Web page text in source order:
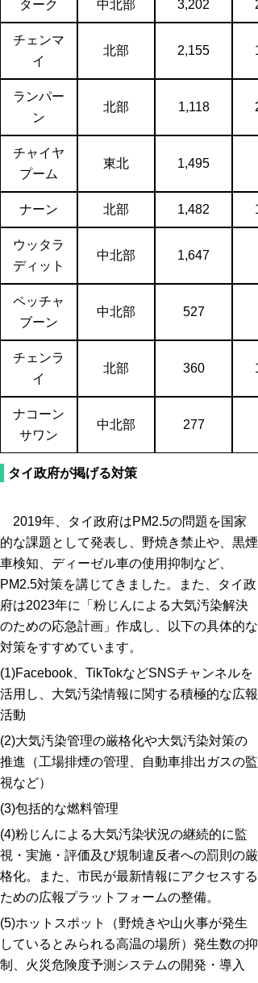
ターク 中北部 3,202
チェンマ
イ
北部 2,155
ランパー
ン
北部 1,118
チャイヤ
プーム
東北 1,495
ナーン 北部 1,482
ウッタラ
ディット
中北部 1,647
ペッチャ
ブーン
中北部 527
チェンラ
イ
北部 360
ナコーン
サワン
中北部 277
タイ政府が掲げる対策
2019年、タイ政府はPM2.5の問題を国家
的な課題として発表し、野焼き禁止や、黒煙
車検知、ディーゼル車の使用抑制など、
PM2.5対策を講じてきました。また、タイ政
府は2023年に「粉じんによる大気汚染解決
のための応急計画」作成し、以下の具体的な
対策をすすめています。
(1)Facebook、TikTokなどSNSチャンネルを
活用し、大気汚染情報に関する積極的な広報
活動
(2)大気汚染管理の厳格化や大気汚染対策の
推進（工場排煙の管理、自動車排出ガスの監
視など）
(3)包括的な燃料管理
(4)粉じんによる大気汚染状況の継続的に監
視・実施・評価及び規制違反者への罰則の厳
格化。また、市民が最新情報にアクセスする
ための広報プラットフォームの整備。
(5)ホットスポット（野焼きや山火事が発生
しているとみられる高温の場所）発生数の抑
制、火災危険度予測システムの開発・導入